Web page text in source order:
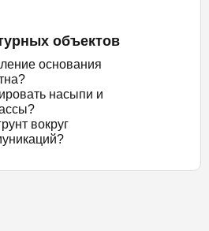
объектов
основания
насыпи и
вокруг